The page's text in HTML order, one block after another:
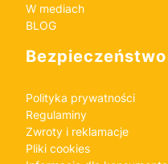
W mediach
BLOG
Bezpieczeństwo
Polityka prywatności
Regulaminy
Zwroty i reklamacje
Pliki cookies